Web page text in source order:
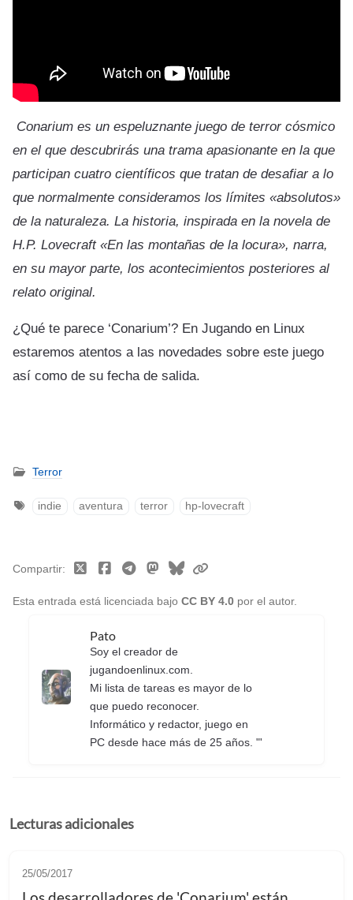
Conarium es un espeluznante juego de terror cósmico
en el que descubrirás una trama apasionante en la que
participan cuatro científicos que tratan de desafiar a lo
que normalmente consideramos los límites «absolutos»
de la naturaleza. La historia, inspirada en la novela de
H.P. Lovecraft «En las montañas de la locura», narra,
en su mayor parte, los acontecimientos posteriores al
relato original.
¿Qué te parece ‘Conarium’? En Jugando en Linux
estaremos atentos a las novedades sobre este juego
así como de su fecha de salida.
Terror
indie aventura terror hp-lovecraft
Esta entrada está licenciada bajo CC BY 4.0 por el autor.
Compartir
Pato
Soy el creador de
jugandoenlinux.com.
Mi lista de tareas es mayor de lo
que puedo reconocer.
Informático y redactor, juego en
PC desde hace más de 25 años. "'
Lecturas adicionales
25/05/2017